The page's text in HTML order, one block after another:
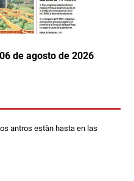
de agosto de 2026
antros estàn hasta en las